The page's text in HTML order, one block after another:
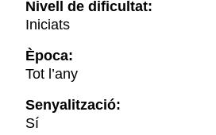
Nivell de dificultat:
Iniciats
Època:
Tot l’any
Senyalització:
Sí